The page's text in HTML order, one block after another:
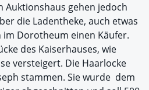
Auktionshaus gehen jedoch
die Ladentheke, auch etwas
Dorotheum einen Käufer.
des Kaiserhauses, wie
versteigert. Die Haarlocke
stammen. Sie wurde dem